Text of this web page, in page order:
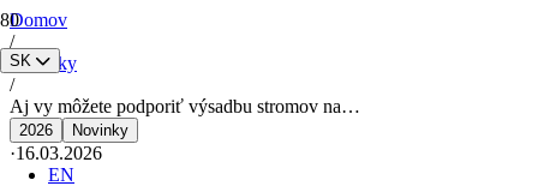
SK
EN
Domov
/
Novinky
/
Aj vy môžete podporiť výsadbu stromov na…
2026 Novinky
·16.03.2026